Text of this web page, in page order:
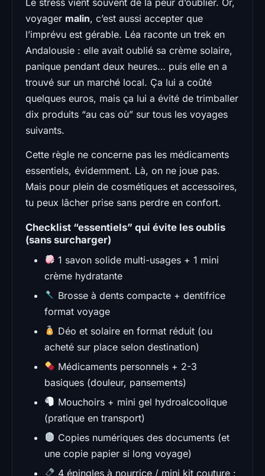
voyager malin, c’est aussi accepter que
l’imprévu est gérable. Léa raconte un trek en
Andalousie : elle avait oublié sa crème solaire,
panique pendant deux heures… puis elle en a
trouvé sur un marché local. Ça lui a coûté
quelques euros, mais ça lui a évité de trimballer
dix produits “au cas où” sur tous les voyages
suivants.
Cette règle ne concerne pas les médicaments
essentiels, évidemment. Là, on ne joue pas.
Mais pour plein de cosmétiques et accessoires,
tu peux lâcher prise sans perdre en confort.
Checklist “essentiels” qui évite les oublis
(sans surcharger)
1 savon solide multi-usages + 1 mini
crème hydratante
Brosse à dents compacte + dentifrice
format voyage
Déo et solaire en format réduit (ou
acheté sur place selon destination)
Médicaments personnels + 2-3
basiques (douleur, pansements)
Mouchoirs + mini gel hydroalcoolique
(pratique en transport)
Copies numériques des documents (et
une copie papier si long voyage)
4 épingles à nourrice / mini kit couture :